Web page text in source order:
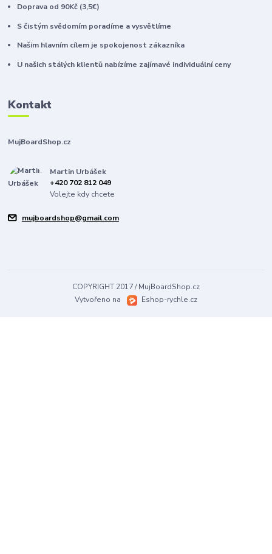
Doprava od 90Kč (3,5€)
S čistým svědomím poradíme a vysvětlíme
Našim hlavním cílem je spokojenost zákazníka
U našich stálých klientů nabízíme zajímavé individuální ceny
Kontakt
MujBoardShop.cz
Martin Urbášek
+420 702 812 049
Volejte kdy chcete
mujboardshop@gmail.com
COPYRIGHT 2017 / MujBoardShop.cz
Vytvořeno na
Eshop-rychle.cz